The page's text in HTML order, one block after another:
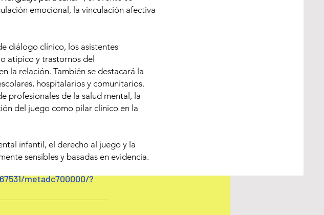
A Single-
Spectrum Disorder" investiga la
del espectro autista. El objetivo del
a mejorar las habilidades sociales,
Los resultados indican que la
desarrollo general.
metadc700000/?
emocional, la vinculación afectiva
diálogo clínico, los asistentes
atípico y trastornos del
la relación. También se destacará la
hospitalarios y comunitarios.
profesionales de la salud mental, la
del juego como pilar clínico en la
infantil, el derecho al juego y la
sensibles y basadas en evidencia.